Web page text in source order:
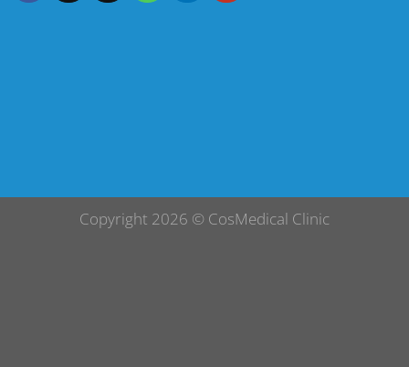
Copyright 2026 © CosMedical Clinic